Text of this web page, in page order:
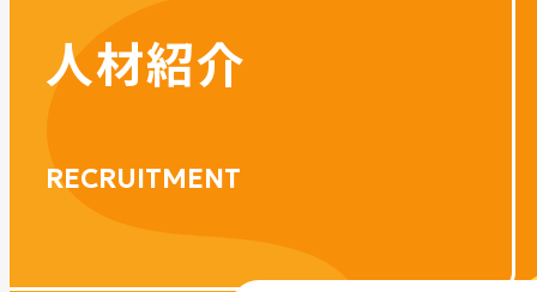
人材紹介
RECRUITMENT